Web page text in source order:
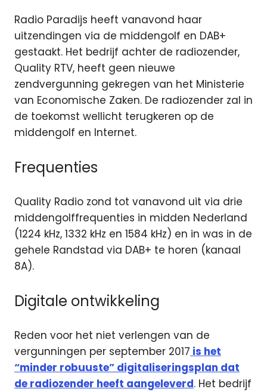
Radio Paradijs heeft vanavond haar
uitzendingen via de middengolf en DAB+
gestaakt. Het bedrijf achter de radiozender,
Quality RTV, heeft geen nieuwe
zendvergunning gekregen van het Ministerie
van Economische Zaken. De radiozender zal in
de toekomst wellicht terugkeren op de
middengolf en Internet.
Frequenties
Quality Radio zond tot vanavond uit via drie
middengolffrequenties in midden Nederland
(1224 kHz, 1332 kHz en 1584 kHz) en in was in de
gehele Randstad via DAB+ te horen (kanaal
8A).
Digitale ontwikkeling
Reden voor het niet verlengen van de
vergunningen per september 2017 is het
“minder robuuste” digitaliseringsplan dat
de radiozender heeft aangeleverd. Het bedrijf